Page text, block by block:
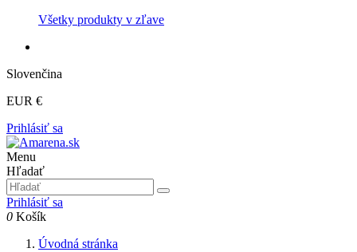
Všetky produkty v zľave
Slovenčina
EUR €
Prihlásiť sa
Menu
Hľadať
Prihlásiť sa
0 Košík
Úvodná stránka